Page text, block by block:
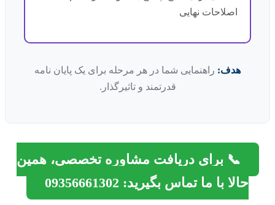
اصلاحات نهایی
هدف:راهنمایی شما در هر مرحله برای یک پایان نامه
قدرتمند و تاثیرگذار.
📞 برای دریافت مشاوره تخصصی، همین
حالا با ما تماس بگیرید: 09356661302